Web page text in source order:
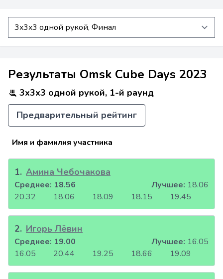
Результаты Omsk Cube Days 2023
3x3x3 одной рукой, 1-й раунд
Предварительный рейтинг
Имя и фамилия участника
1. Амина Чебочакова
20.32 18.06 18.09 18.15 19.45
Среднее: 18.56 Лучшее: 18.06
2. Игорь Лёвин
16.05 20.44 19.25 18.66 19.09
Среднее: 19.00 Лучшее: 16.05